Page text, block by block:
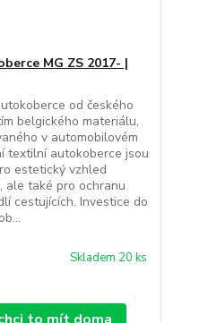
MG ZS 2017- |
od českého
belgického materiálu,
v automobilovém
textilní autokoberce jsou
estetický vzhled
ale také pro ochranu
cestujících. Investice do
Skladem 20 ks